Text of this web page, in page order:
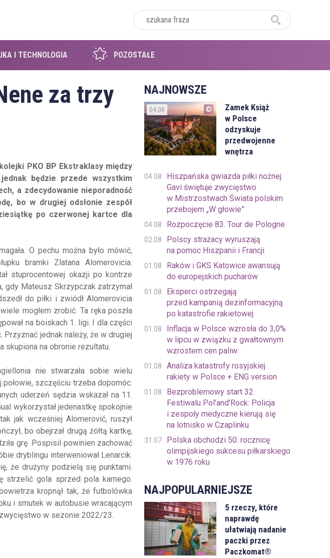
I TECHNOLOGIA POZOSTAŁE
za trzy
PKO BP Ekstraklasy między
będzie przede wszystkim
a zdecydowanie nieporadność
bo w drugiej odsłonie zespół
po czerwonej kartce dla
O pechu można było mówić,
bramki Zlatana Alomerovicia.
stuprocentowej okazji po kontrze
gdy Mateusz Skrzypczak zatrzymał
do piłki i zwiódł Alomerovicia
mogłem zrobić. Ta ręka poszła
na boiskach 1. ligi. I dla części
jednak należy, że w drugiej
skupiona na obronie rezultatu.
nie stwarzała sobie wielu
szczęściu trzeba dopomóc.
uderzeń sędzia wskazał na 11.
wykorzystał jedenastkę spokojnie
jak wcześniej Alomerović, ruszył
bo obejrzał drugą żółtą kartkę,
grę. Pospisil powinien zachować
dryblingu interweniował Lenarcik.
że drużyny podzielą się punktami.
strzelić gola sprzed pola karnego.
kropnął tak, że futbolówka
i smutek w autobusie wracającym
w sezonie 2022/23.
NAJNOWSZE
04.08
Zamek Książ
w Polsce
odzyskuje
przedwojenne
wnętrza
04.08
Hiszpańska gwiazda piłki nożnej
Gavi świętuje zwycięstwo
w Mistrzostwach Świata polskim
przebojem „W głowie”
04.08 Rozpoczęcie 83. Tour de Pologne
02.08
Polscy strażacy wyruszają
na pomoc Hiszpanii i Francji
01.08
Raków i GKS Katowice awansują
do europejskich pucharów
01.08
Eksperci ostrzegają
przed kampanią dezinformacyjną
po katastrofie rakietowej
01.08
Inflacja w Polsce wzrosła do 3,0%
w lipcu w związku z gwałtownym
wzrostem cen paliw
01.08
Analiza katastrofy rosyjskiej
rakiety w Polsce + ENG version
01.08
Bezproblemowy start 32.
Festiwalu Pol'and'Rock: Policja
i zespoły medyczne kierują się
na lotnisko w Czaplinku
31.07
Polska obchodzi 50. rocznicę
olimpijskiego sukcesu piłkarskiego
w 1976 roku
NAJPOPULARNIEJSZE
5 rzeczy, które
naprawdę
ułatwiają nadanie
paczki przez
Paczkomat®